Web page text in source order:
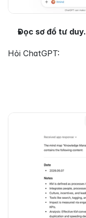
Đọc sơ đồ tư duy.
Hỏi ChatGPT: